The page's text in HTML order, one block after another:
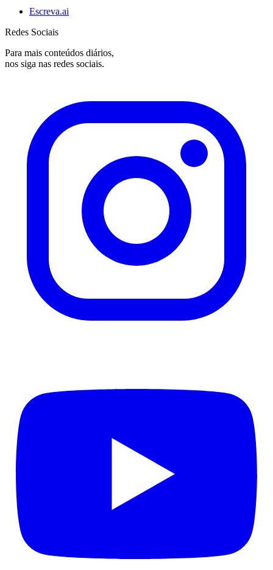
Escreva.ai
Redes Sociais
Para mais conteúdos diários,
nos siga nas redes sociais.